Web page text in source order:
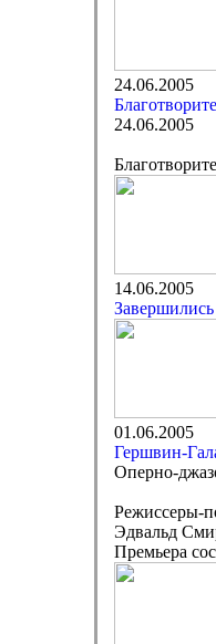
24.06.2005
24.06.2005
14.06.2005
01.06.2005
Гершвин-
Оперно-
Режиссеры-
Эдвальд
Премьера